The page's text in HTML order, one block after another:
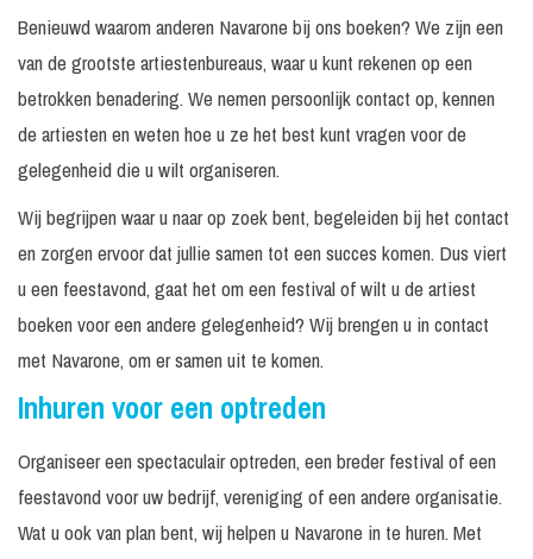
Benieuwd waarom anderen Navarone bij ons boeken? We zijn een
van de grootste artiestenbureaus, waar u kunt rekenen op een
betrokken benadering. We nemen persoonlijk contact op, kennen
de artiesten en weten hoe u ze het best kunt vragen voor de
gelegenheid die u wilt organiseren.
Wij begrijpen waar u naar op zoek bent, begeleiden bij het contact
en zorgen ervoor dat jullie samen tot een succes komen. Dus viert
u een feestavond, gaat het om een festival of wilt u de artiest
boeken voor een andere gelegenheid? Wij brengen u in contact
met Navarone, om er samen uit te komen.
Inhuren voor een optreden
Organiseer een spectaculair optreden, een breder festival of een
feestavond voor uw bedrijf, vereniging of een andere organisatie.
Wat u ook van plan bent, wij helpen u Navarone in te huren. Met